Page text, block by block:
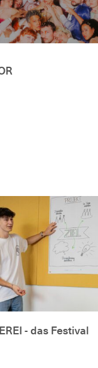
- das Festival